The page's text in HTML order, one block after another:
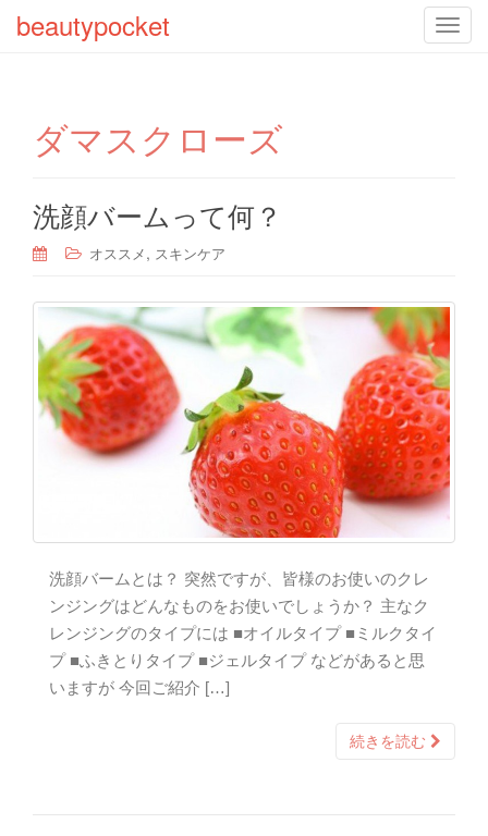
T
a
i
o
n
beautypocket
ダマスクローズ
洗顔バームって何？
オススメ, スキンケア
洗顔バームとは？ 突然ですが、皆様のお使いのクレ
ンジングはどんなものをお使いでしょうか？ 主なク
レンジングのタイプには ■オイルタイプ ■ミルクタイ
プ ■ふきとりタイプ ■ジェルタイプ などがあると思
いますが 今回ご紹介 […]
続きを読む